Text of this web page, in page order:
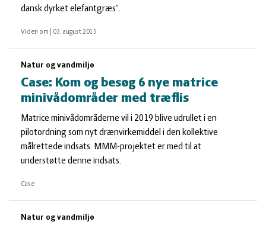
dansk dyrket elefantgræs”.
Viden om 03. august 2015
Natur og vandmiljø
Case: Kom og besøg 6 nye matrice
minivådområder med træflis
Matrice minivådområderne vil i 2019 blive udrullet i en
pilotordning som nyt drænvirkemiddel i den kollektive
målrettede indsats. MMM-projektet er med til at
understøtte denne indsats.
Case
Natur og vandmiljø